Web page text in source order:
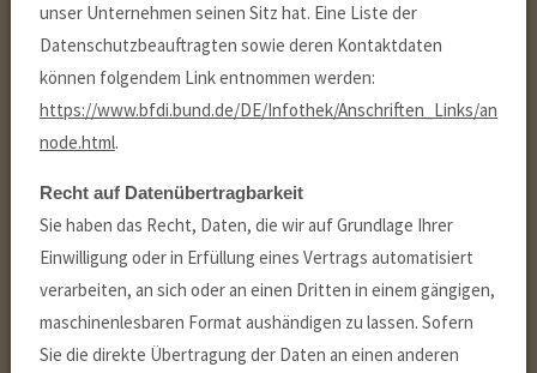
unser Unternehmen seinen Sitz hat. Eine Liste der
Datenschutzbeauftragten sowie deren Kontaktdaten
können folgendem Link entnommen werden:
https://www.bfdi.bund.de/DE/Infothek/Anschriften_Links/
node.html.
Recht auf Datenübertragbarkeit
Sie haben das Recht, Daten, die wir auf Grundlage Ihrer
Einwilligung oder in Erfüllung eines Vertrags automatisiert
verarbeiten, an sich oder an einen Dritten in einem gängigen,
maschinenlesbaren Format aushändigen zu lassen. Sofern
Sie die direkte Übertragung der Daten an einen anderen